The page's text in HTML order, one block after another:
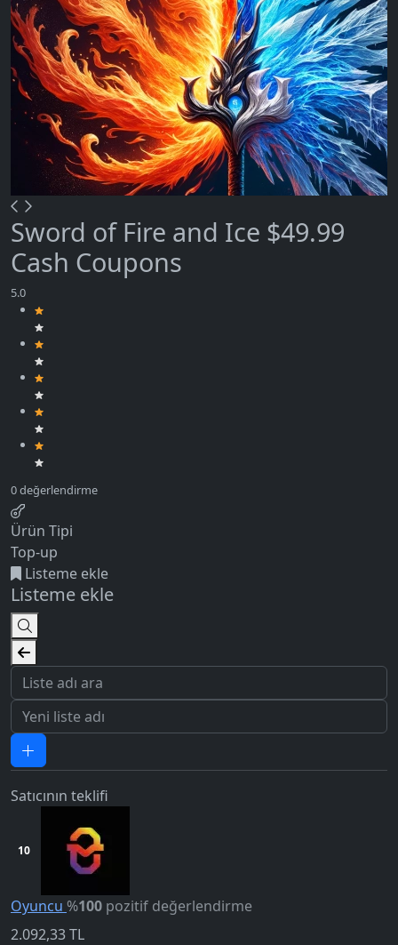
Sword of Fire and Ice $49.99
Cash Coupons
Ürün Tipi
Top-up
Listeme ekle
Listeme ekle
Satıcının teklifi
10
Oyuncu %100 pozitif değerlendirme
2.092,33TL